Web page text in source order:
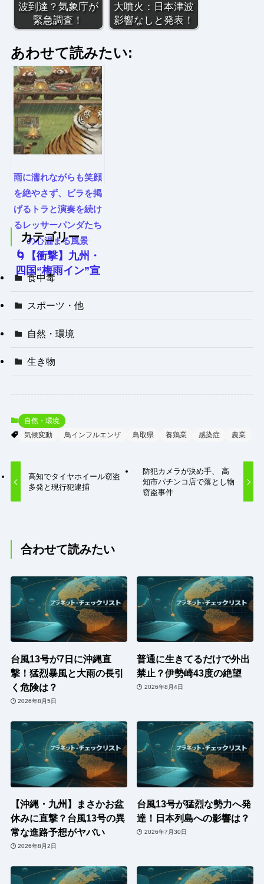
波到達？気象庁が
緊急調査！
大噴火：日本津波
影響なしと発表！
あわせて読みたい:
雨に濡れながらも笑顔
を絶やさず、ビラを掲
げるトラと演奏を続け
るレッサーパンダたち
の心温まる風景
🌀【衝撃】九州・
四国“梅雨イン”宣
言！沖縄は観測史
上タイ記録の“梅
カテゴリー
食中毒
スポーツ・他
自然・環境
生き物
自然・環境
気候変動
鳥インフルエンザ 鳥取県 養鶏業 感染症 農業
高知でタイヤホイール窃盗
多発と現行犯逮捕
防犯カメラが決め手、 高
知市パチンコ店で落とし物
窃盗事件
合わせて読みたい
台風13号が7日に沖縄直
撃！猛烈暴風と大雨の長引
く危険は？
2026年8月5日
普通に生きてるだけで外出
禁止？伊勢崎43度の絶望
2026年8月4日
【沖縄・九州】まさかお盆
休みに直撃？台風13号の異
常な進路予想がヤバい
2026年8月2日
台風13号が猛烈な勢力へ発
達！日本列島への影響は？
2026年7月30日